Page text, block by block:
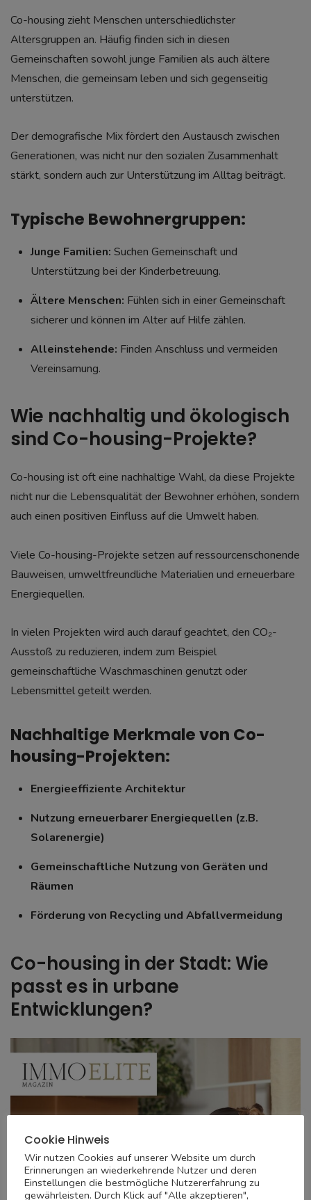
Co-housing zieht Menschen unterschiedlichster
Altersgruppen an. Häufig finden sich in diesen
Gemeinschaften sowohl junge Familien als auch ältere
Menschen, die gemeinsam leben und sich gegenseitig
unterstützen.
Der demografische Mix fördert den Austausch zwischen
Generationen, was nicht nur den sozialen Zusammenhalt
stärkt, sondern auch zur Unterstützung im Alltag beiträgt.
Typische Bewohnergruppen:
Junge Familien: Suchen Gemeinschaft und
Unterstützung bei der Kinderbetreuung.
Ältere Menschen: Fühlen sich in einer Gemeinschaft
sicherer und können im Alter auf Hilfe zählen.
Alleinstehende: Finden Anschluss und vermeiden
Vereinsamung.
Wie nachhaltig und ökologisch
sind Co-housing-Projekte?
Co-housing ist oft eine nachhaltige Wahl, da diese Projekte
nicht nur die Lebensqualität der Bewohner erhöhen, sondern
auch einen positiven Einfluss auf die Umwelt haben.
Viele Co-housing-Projekte setzen auf ressourcenschonende
Bauweisen, umweltfreundliche Materialien und erneuerbare
Energiequellen.
In vielen Projekten wird auch darauf geachtet, den CO₂-
Ausstoß zu reduzieren, indem zum Beispiel
gemeinschaftliche Waschmaschinen genutzt oder
Lebensmittel geteilt werden.
Nachhaltige Merkmale von Co-
housing-Projekten:
Energieeffiziente Architektur
Nutzung erneuerbarer Energiequellen (z.B.
Solarenergie)
Gemeinschaftliche Nutzung von Geräten und
Räumen
Förderung von Recycling und Abfallvermeidung
Co-housing in der Stadt: Wie
passt es in urbane
Entwicklungen?
Cookie Hinweis
Wir nutzen Cookies auf unserer Website um durch
Erinnerungen an wiederkehrende Nutzer und deren
Einstellungen die bestmögliche Nutzererfahrung zu
gewährleisten. Durch Klick auf "Alle akzeptieren",